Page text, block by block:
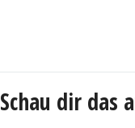
Schau dir das